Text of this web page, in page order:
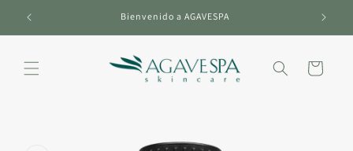
directamente
Bienvenido a AGAVESPA
Carrito